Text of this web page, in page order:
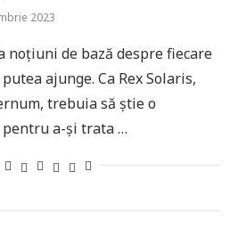
2023
noțiuni de bază despre fiecare
ajunge. Ca Rex Solaris,
trebuia să știe o
a-și trata …